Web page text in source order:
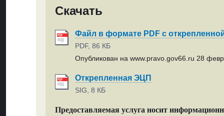
Скачать
Файл в формате PDF с
PDF, 86 КБ
Опубликован на www.pravo.gov66.ru 28
Открепленная ЭЦП
SIG, 8 КБ
Предоставляемая услуга носит